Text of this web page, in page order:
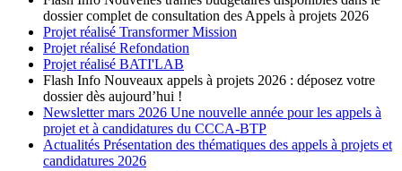
dossier complet de consultation des Appels à projets 2026
Projet réalisé Transformer Mission
Projet réalisé Refondation
Projet réalisé BATI'LAB
Flash Info Nouveaux appels à projets 2026 : déposez votre
dossier dès aujourd’hui !
Newsletter mars 2026 Une nouvelle année pour les appels à
projet et à candidatures du CCCA-BTP
Actualités Présentation des thématiques des appels à projets et
candidatures 2026